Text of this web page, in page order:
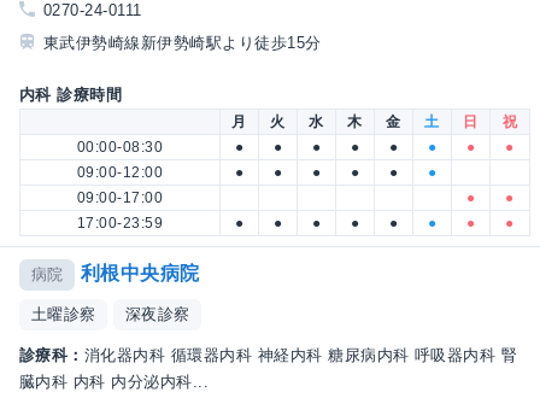
0270-24-0111
東武伊勢崎線新伊勢崎駅より徒歩15分
内科 診療時間
月 火 水 木 金 土 日
祝
00:00-08:30
● ● ● ● ● ● ●
●
09:00-12:00
● ● ● ● ●
●
09:00-17:00
●
●
17:00-23:59
● ● ● ● ● ● ● ●
病院 利根中央病院
土曜診察 深夜診察
診療科： 消化器内科 循環器内科 神経内科 糖尿病内科 呼吸器内科 腎
臓内科 内科 内分泌内科...